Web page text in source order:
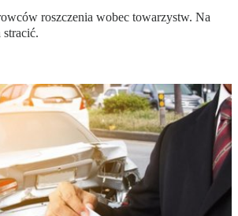
roszczenia wobec towarzystw. Na